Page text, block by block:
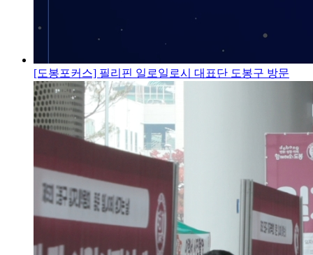
[도봉포커스] 필리핀 일로일로시 대표단 도봉구 방문